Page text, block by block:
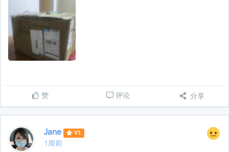
赞 评论 分享
Jane V1
1周前